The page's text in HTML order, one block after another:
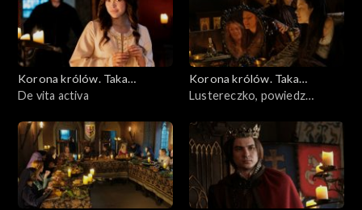
Korona królów. Taka
historia...
De vita activa
Korona królów. Taka
historia...
Lustereczko, powiedz